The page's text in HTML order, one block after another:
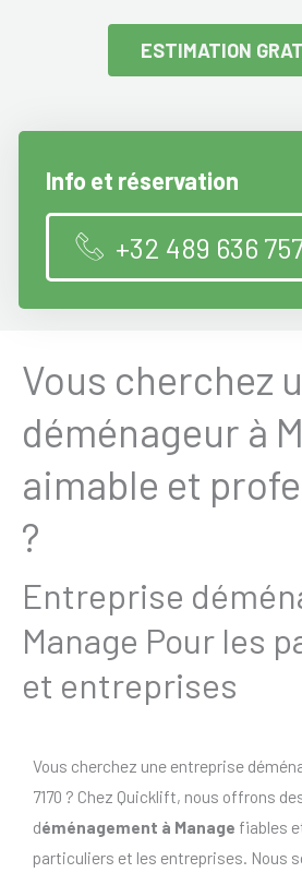
ESTIMATION
Info et réservation
+32 489 636
Vous cherchez
déménageur à
aimable et
?
Entreprise
Manage Pour les
et entreprises
Vous cherchez une entreprise
7170 ? Chez Quicklift, nous offrons
déménagement à Manage fiables
particuliers et les entreprises. Nous